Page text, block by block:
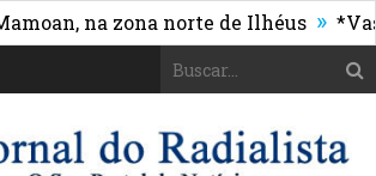
na zona norte de Ilhéus » *Vasco